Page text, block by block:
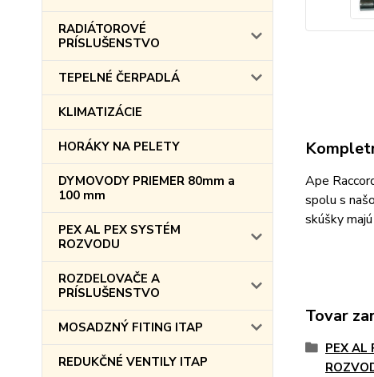
RADIÁTOROVÉ
PRÍSLUŠENSTVO
TEPELNÉ ČERPADLÁ
KLIMATIZÁCIE
HORÁKY NA PELETY
DYMOVODY PRIEMER 80mm a
100 mm
PEX AL PEX SYSTÉM
ROZVODU
ROZDELOVAČE A
PRÍSLUŠENSTVO
MOSADZNÝ FITING ITAP
REDUKČNÉ VENTILY ITAP
Ape
spolu s
skúšky
Tovar
PEX AL